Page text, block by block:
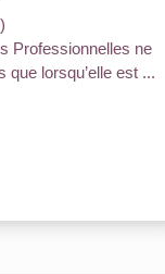
Professionnelles ne
que lorsqu’elle est ...